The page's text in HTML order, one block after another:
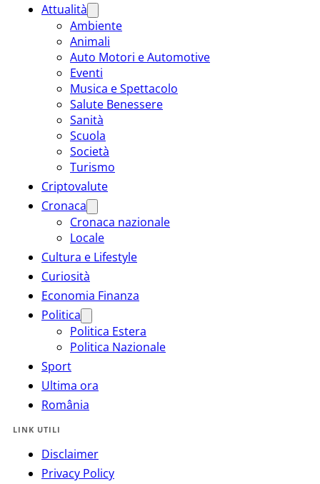
Attualità
Ambiente
Animali
Auto Motori e Automotive
Eventi
Musica e Spettacolo
Salute Benessere
Sanità
Scuola
Società
Turismo
Criptovalute
Cronaca
Cronaca nazionale
Locale
Cultura e Lifestyle
Curiosità
Economia Finanza
Politica
Politica Estera
Politica Nazionale
Sport
Ultima ora
România
LINK UTILI
Disclaimer
Privacy Policy